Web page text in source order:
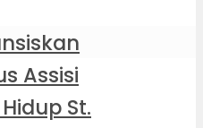
Assisi
St.